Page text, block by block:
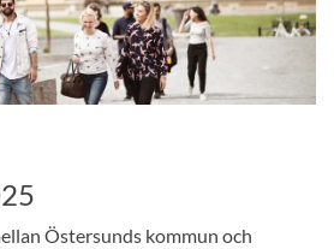
Östersunds kommun och